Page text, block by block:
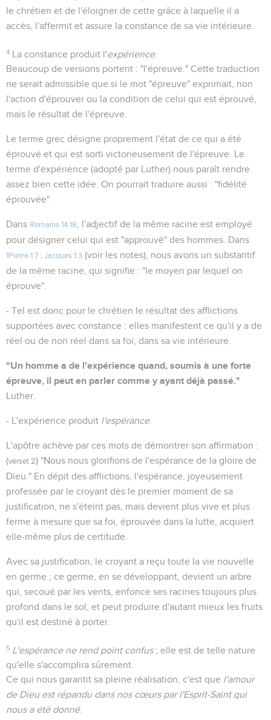
le chrétien et de l'éloigner de cette grâce à laquelle il a
accès, l'affermit et assure la constance de sa vie intérieure.
4 La constance produit l'expérience.
Beaucoup de versions portent : "l'épreuve." Cette traduction
ne serait admissible que si le mot "épreuve" exprimait, non
l'action d'éprouver ou la condition de celui qui est éprouvé,
mais le résultat de l'épreuve.
Le terme grec désigne proprement l'état de ce qui a été
éprouvé et qui est sorti victorieusement de l'épreuve. Le
terme d'expérience (adopté par Luther) nous paraît rendre
assez bien cette idée. On pourrait traduire aussi : "fidélité
éprouvée".
Dans Romains 14.18
, l'adjectif de la même racine est employé
pour désigner celui qui est "approuvé" des hommes. Dans
1Pierre 1.7 ; Jacques 1.3 (voir les notes), nous avons un substantif
de la même racine, qui signifie : "le moyen par lequel on
éprouve".
- Tel est donc pour le chrétien le résultat des afflictions
supportées avec constance : elles manifestent ce qu'il y a de
réel ou de non réel dans sa foi, dans sa vie intérieure.
"Un homme a de l'expérience quand, soumis à une forte
épreuve, il peut en parler comme y ayant déjà passé."
Luther.
- L'expérience produit l'espérance.
L'apôtre achève par ces mots de démontrer son affirmation :
(verset 2) "Nous nous glorifions de l'espérance de la gloire de
Dieu." En dépit des afflictions, l'espérance, joyeusement
professée par le croyant dès le premier moment de sa
justification, ne s'éteint pas, mais devient plus vive et plus
ferme à mesure que sa foi, éprouvée dans la lutte, acquiert
elle-même plus de certitude.
Avec sa justification, le croyant a reçu toute la vie nouvelle
en germe ; ce germe, en se développant, devient un arbre
qui, secoué par les vents, enfonce ses racines toujours plus
profond dans le sol, et peut produire d'autant mieux les fruits
qu'il est destiné à porter.
5 L'espérance ne rend point confus; elle est de telle nature
qu'elle s'accomplira sûrement.
Ce qui nous garantit sa pleine réalisation, c'est que l'amour
de Dieu est répandu dans nos cœurs par l'Esprit-Saint qui
nous a été donné.